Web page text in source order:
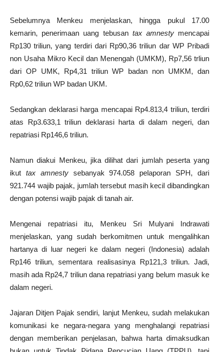
Sebelumnya Menkeu menjelaskan, hingga pukul 17.00
kemarin, penerimaan uang tebusan tax amnestymencapai
Rp130 triliun, yang terdiri dari Rp90,36 triliun dar WP Pribadi
non Usaha Mikro Kecil dan Menengah (UMKM), Rp7,56 trliun
dari OP UMK, Rp4,31 triliun WP badan non UMKM, dan
Rp0,62 triliun WP badan UKM.
Sedangkan deklarasi harga mencapai Rp4.813,4 triliun, terdiri
atas Rp3.633,1 triliun deklarasi harta di dalam negeri, dan
repatriasi Rp146,6 triliun.
Namun diakui Menkeu, jika dilihat dari jumlah peserta yang
ikut tax amnestysebanyak 974.058 pelaporan SPH, dari
921.744 wajib pajak, jumlah tersebut masih kecil dibandingkan
dengan potensi wajib pajak di tanah air.
Mengenai repatriasi itu, Menkeu Sri Mulyani Indrawati
menjelaskan, yang sudah berkomitmen untuk mengalihkan
hartanya di luar negeri ke dalam negeri (Indonesia) adalah
Rp146 triliun, sementara realisasinya Rp121,3 triliun. Jadi,
masih ada Rp24,7 triliun dana repatriasi yang belum masuk ke
dalam negeri.
Jajaran Ditjen Pajak sendiri, lanjut Menkeu, sudah melakukan
komunikasi ke negara-negara yang menghalangi repatriasi
dengan memberikan penjelasan, bahwa harta dimaksudkan